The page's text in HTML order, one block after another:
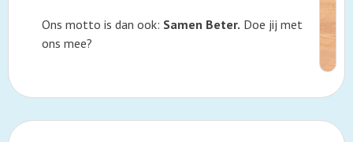
Ons motto is dan ook: Samen Beter. Doe jij met
ons mee?